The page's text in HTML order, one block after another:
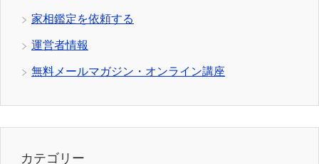
家相鑑定を依頼する
運営者情報
無料メールマガジン・オンライン講座
カテゴリー